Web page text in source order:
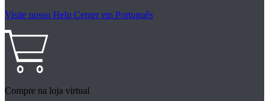
Visite nosso Help Center em Português
Compre na loja virtual